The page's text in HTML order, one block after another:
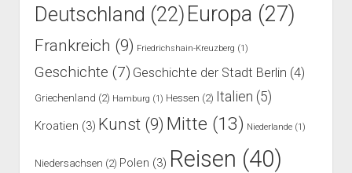
Deutschland (22) Europa (27)
Frankreich (9) Friedrichshain-Kreuzberg (1)
Geschichte (7) Geschichte der Stadt Berlin (4)
Griechenland (2) Hamburg (1) Hessen (2) Italien (5)
Kroatien (3) Kunst(9) Mitte (13) Niederlande(1)
Niedersachsen (2) Polen (3) Reisen (40)